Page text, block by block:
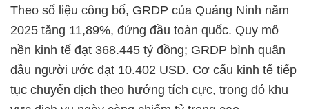
Theo số liệu công bố, GRDP của Quảng Ninh năm
2025 tăng 11,89%, đứng đầu toàn quốc. Quy mô
nền kinh tế đạt 368.445 tỷ đồng; GRDP bình quân
đầu người ước đạt 10.402 USD. Cơ cấu kinh tế tiếp
tục chuyển dịch theo hướng tích cực, trong đó khu